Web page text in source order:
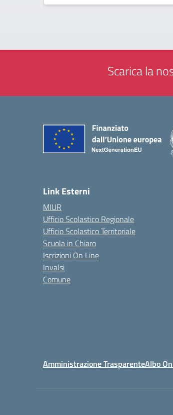
Scarica la
Link Esterni
MIUR
Ufficio Scolastico Regionale
Ufficio Scolastico Territoriale
Scuola in Chiaro
Iscrizioni On Line
Invalsi
Comune
Amministrazione TrasparenteAlbo